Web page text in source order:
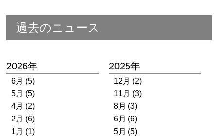
過去のニュース
2026年
6月 (5)
5月 (5)
4月 (2)
2月 (6)
1月 (1)
2025年
12月 (2)
11月 (3)
8月 (3)
6月 (6)
5月 (5)